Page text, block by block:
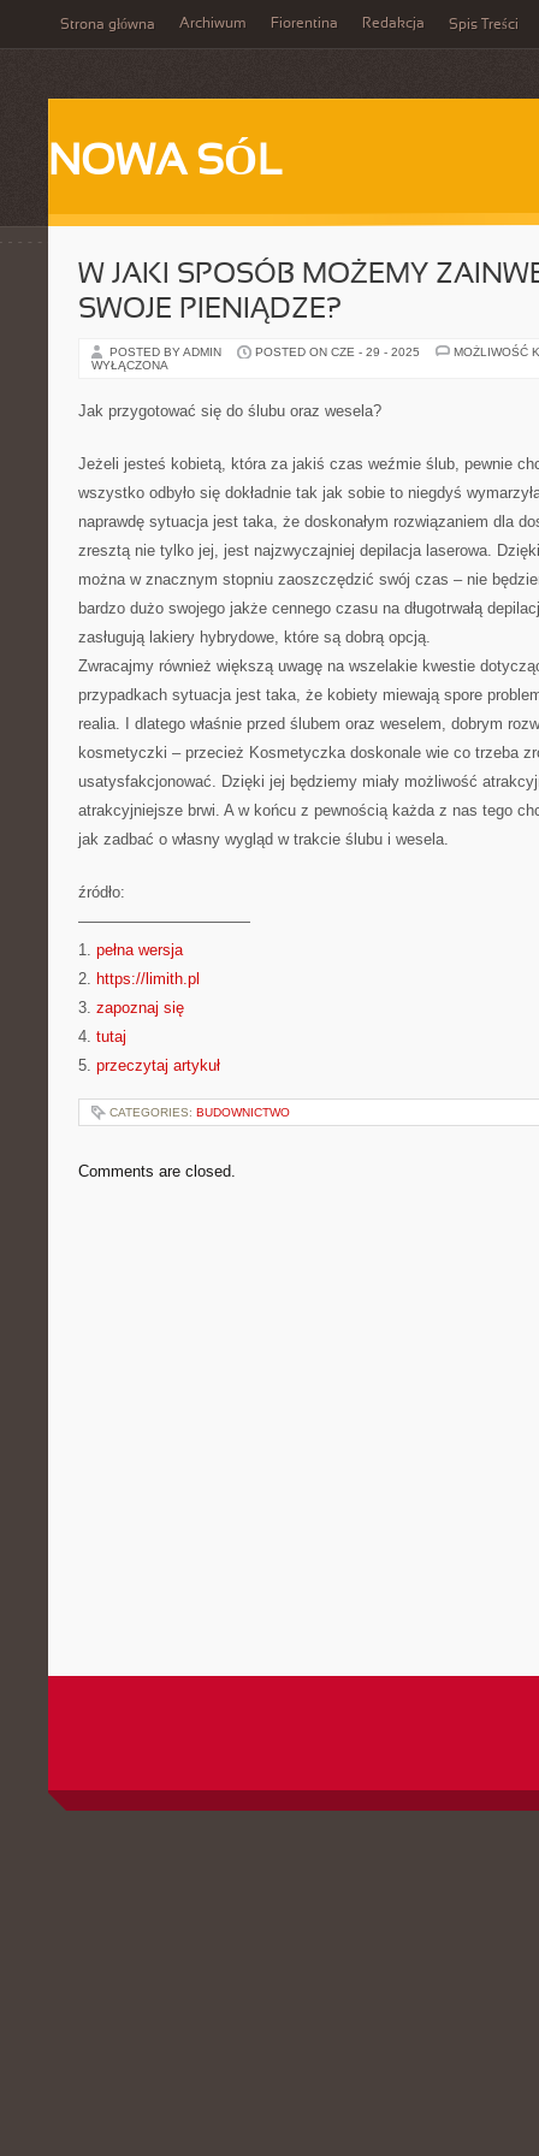
Strona główna Archiwum Fiorentina Redakcja Spis Treści
NOWA SÓL
W JAKI SPOSÓB MOŻEMY
SWOJE PIENIĄDZE?
POSTED BY ADMIN POSTED ON CZE - 29 - 2025
MOŻLIWOŚĆ
WYŁĄCZONA
Jak przygotować się do ślubu oraz wesela?
Jeżeli jesteś kobietą, która za jakiś czas weźmie ślub, pewnie
wszystko odbyło się dokładnie tak jak sobie to niegdyś
naprawdę sytuacja jest taka, że doskonałym rozwiązaniem dla
zresztą nie tylko jej, jest najzwyczajniej depilacja laserowa.
można w znacznym stopniu zaoszczędzić swój czas – nie
bardzo dużo swojego jakże cennego czasu na długotrwałą
zasługują lakiery hybrydowe, które są dobrą opcją.
Zwracajmy również większą uwagę na wszelakie kwestie
przypadkach sytuacja jest taka, że kobiety miewają spore
realia. I dlatego właśnie przed ślubem oraz weselem, dobrym
kosmetyczki – przecież Kosmetyczka doskonale wie co trzeba
usatysfakcjonować. Dzięki jej będziemy miały możliwość
atrakcyjniejsze brwi. A w końcu z pewnością każda z nas tego
jak zadbać o własny wygląd w trakcie ślubu i wesela.
źródło:
———————————
1. pełna wersja
2. https://limith.pl
3. zapoznaj się
4. tutaj
5. przeczytaj artykuł
CATEGORIES: BUDOWNICTWO
Comments are closed.